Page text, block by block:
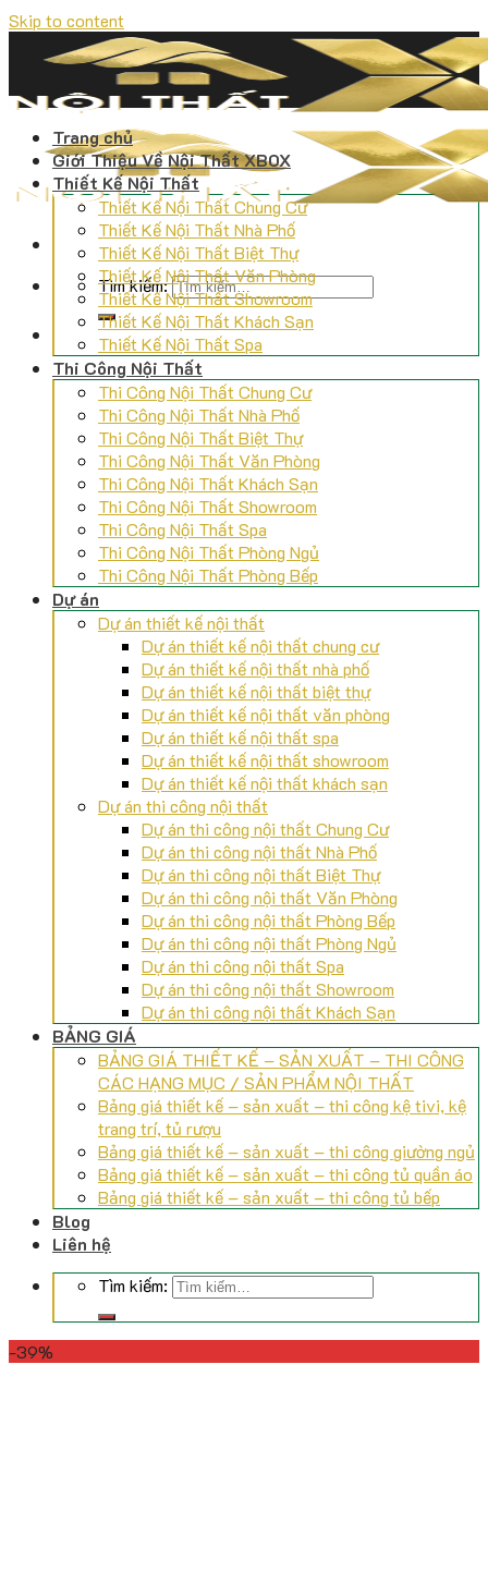
Skip to content
Tìm kiếm:
Trang chủ
Giới Thiệu Về Nội Thất XBOX
Thiết Kế Nội Thất
Thiết Kế Nội Thất Chung Cư
Thiết Kế Nội Thất Nhà Phố
Thiết Kế Nội Thất Biệt Thự
Thiết Kế Nội Thất Văn Phòng
Thiết Kế Nội Thất Showroom
Thiết Kế Nội Thất Khách Sạn
Thiết Kế Nội Thất Spa
Thi Công Nội Thất
Thi Công Nội Thất Chung Cư
Thi Công Nội Thất Nhà Phố
Thi Công Nội Thất Biệt Thự
Thi Công Nội Thất Văn Phòng
Thi Công Nội Thất Khách Sạn
Thi Công Nội Thất Showroom
Thi Công Nội Thất Spa
Thi Công Nội Thất Phòng Ngủ
Thi Công Nội Thất Phòng Bếp
Dự án
Dự án thiết kế nội thất
Dự án thiết kế nội thất chung cư
Dự án thiết kế nội thất nhà phố
Dự án thiết kế nội thất biệt thự
Dự án thiết kế nội thất văn phòng
Dự án thiết kế nội thất spa
Dự án thiết kế nội thất showroom
Dự án thiết kế nội thất khách sạn
Dự án thi công nội thất
Dự án thi công nội thất Chung Cư
Dự án thi công nội thất Nhà Phố
Dự án thi công nội thất Biệt Thự
Dự án thi công nội thất Văn Phòng
Dự án thi công nội thất Phòng Bếp
Dự án thi công nội thất Phòng Ngủ
Dự án thi công nội thất Spa
Dự án thi công nội thất Showroom
Dự án thi công nội thất Khách Sạn
BẢNG GIÁ
BẢNG GIÁ THIẾT KẾ – SẢN XUẤT – THI CÔNG
CÁC HẠNG MỤC / SẢN PHẨM NỘI THẤT
Bảng giá thiết kế – sản xuất – thi công kệ tivi, kệ
trang trí, tủ rượu
Bảng giá thiết kế – sản xuất – thi công giường ngủ
Bảng giá thiết kế – sản xuất – thi công tủ quần áo
Bảng giá thiết kế – sản xuất – thi công tủ bếp
Blog
Liên hệ
Tìm kiếm:
-39%